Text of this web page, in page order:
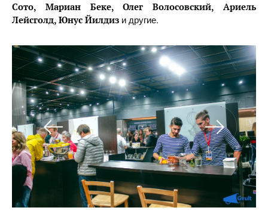
Сото, Мариан Беке, Олег Волосовский, Ариель
Лейсголд, Юнус Йилдиз и другие.